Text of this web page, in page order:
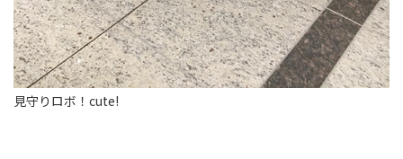
見守りロボ！cute!